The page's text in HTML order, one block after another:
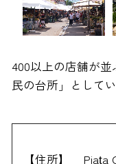
400以上の店舗が
民の台所」として
【住所】
Piaţa